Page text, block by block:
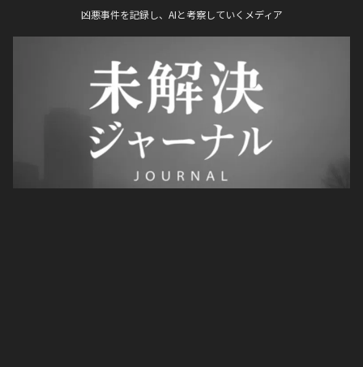
凶悪事件を記録し、AIと考察していくメディア